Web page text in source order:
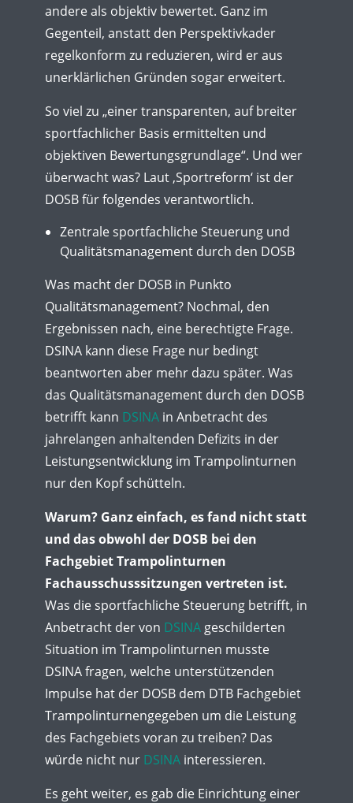
andere als objektiv bewertet. Ganz im
Gegenteil, anstatt den Perspektivkader
regelkonform zu reduzieren, wird er aus
unerklärlichen Gründen sogar erweitert.
So viel zu „einer transparenten, auf breiter
sportfachlicher Basis ermittelten und
objektiven Bewertungsgrundlage“. Und wer
überwacht was? Laut ‚Sportreform‘ ist der
DOSB für folgendes verantwortlich.
Zentrale sportfachliche Steuerung und
Qualitätsmanagement durch den DOSB
Was macht der DOSB in Punkto
Qualitätsmanagement? Nochmal, den
Ergebnissen nach, eine berechtigte Frage.
DSINA kann diese Frage nur bedingt
beantworten aber mehr dazu später. Was
das Qualitätsmanagement durch den DOSB
betrifft kann DSINA in Anbetracht des
jahrelangen anhaltenden Defizits in der
Leistungsentwicklung im Trampolinturnen
nur den Kopf schütteln.
Warum? Ganz einfach, es fand nicht statt
und das obwohl der DOSB bei den
Fachgebiet Trampolinturnen
Fachausschusssitzungen vertreten ist.
Was die sportfachliche Steuerung betrifft, in
Anbetracht der von DSINA geschilderten
Situation im Trampolinturnen musste
DSINA fragen, welche unterstützenden
Impulse hat der DOSB dem DTB Fachgebiet
Trampolinturnengegeben um die Leistung
des Fachgebiets voran zu treiben? Das
würde nicht nur DSINA interessieren.
Es geht weiter, es gab die Einrichtung einer